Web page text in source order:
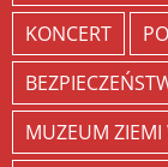
KONCERT
MUZEUM ZIEMI